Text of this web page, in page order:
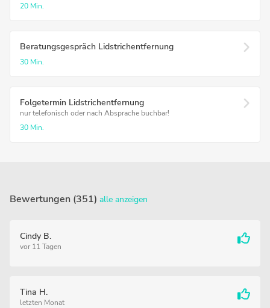
20 Min.
Beratungsgespräch Lidstrichentfernung
30 Min.
Folgetermin Lidstrichentfernung
nur telefonisch oder nach Absprache buchbar!
30 Min.
Bewertungen (351) alle anzeigen
Cindy B.
vor 11 Tagen
Tina H.
letzten Monat